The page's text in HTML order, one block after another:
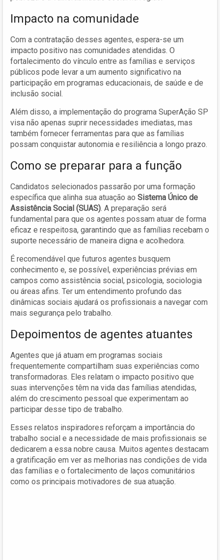
Impacto na comunidade
Com a contratação desses agentes, espera-se um
impacto positivo nas comunidades atendidas. O
fortalecimento do vínculo entre as famílias e serviços
públicos pode levar a um aumento significativo na
participação em programas educacionais, de saúde e de
inclusão social.
Além disso, a implementação do programa SuperAção SP
visa não apenas suprir necessidades imediatas, mas
também fornecer ferramentas para que as famílias
possam conquistar autonomia e resiliência a longo prazo.
Como se preparar para a função
Candidatos selecionados passarão por uma formação
específica que alinha sua atuação ao Sistema Único de
Assistência Social (SUAS). A preparação será
fundamental para que os agentes possam atuar de forma
eficaz e respeitosa, garantindo que as famílias recebam o
suporte necessário de maneira digna e acolhedora.
É recomendável que futuros agentes busquem
conhecimento e, se possível, experiências prévias em
campos como assistência social, psicologia, sociologia
ou áreas afins. Ter um entendimento profundo das
dinâmicas sociais ajudará os profissionais a navegar com
mais segurança pelo trabalho.
Depoimentos de agentes atuantes
Agentes que já atuam em programas sociais
frequentemente compartilham suas experiências como
transformadoras. Eles relatam o impacto positivo que
suas intervenções têm na vida das famílias atendidas,
além do crescimento pessoal que experimentam ao
participar desse tipo de trabalho.
Esses relatos inspiradores reforçam a importância do
trabalho social e a necessidade de mais profissionais se
dedicarem a essa nobre causa. Muitos agentes destacam
a gratificação em ver as melhorias nas condições de vida
das famílias e o fortalecimento de laços comunitários
como os principais motivadores de sua atuação.